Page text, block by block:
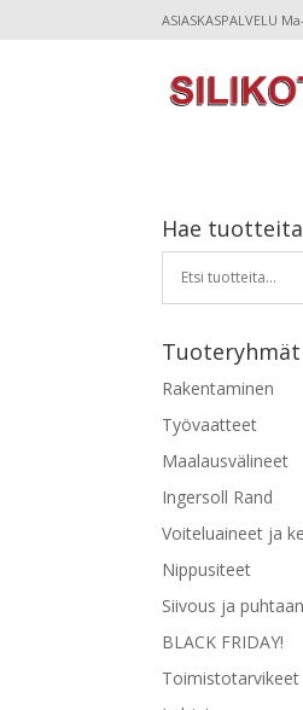
ASIASKASPALVELU
Hae tuotteita
Tuoteryhmät
Rakentaminen
Työvaatteet
Maalausvälineet
Ingersoll Rand
Voiteluaineet ja
Nippusiteet
Siivous ja
BLACK FRIDAY!
Toimistotarvikeet